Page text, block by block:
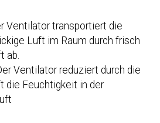
Ventilator transportiert die
Luft im Raum durch frisch
ab.
Ventilator reduziert durch die
die Feuchtigkeit in der